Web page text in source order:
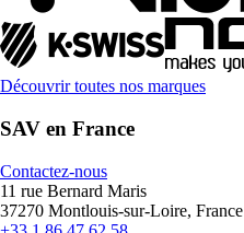
Découvrir toutes nos marques
SAV en France
Contactez-nous
11 rue Bernard Maris
37270 Montlouis-sur-Loire, France